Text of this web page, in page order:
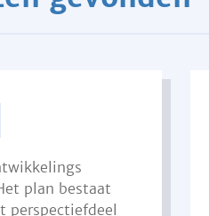
plan bestaat
perspectiefdeel